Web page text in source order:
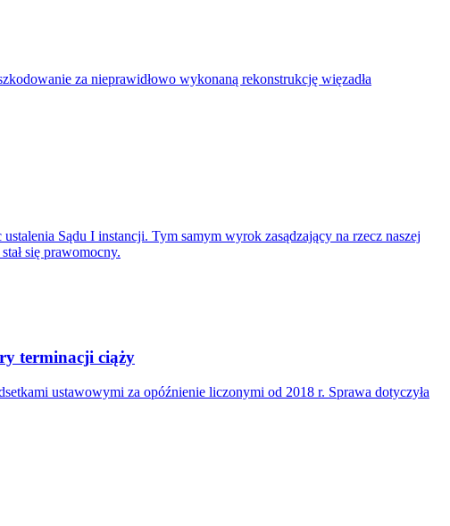
za nieprawidłowo wykonaną rekonstrukcję więzadła
Sądu I instancji. Tym samym wyrok zasądzający na rzecz naszej
się prawomocny.
terminacji ciąży
ustawowymi za opóźnienie liczonymi od 2018 r. Sprawa dotyczyła